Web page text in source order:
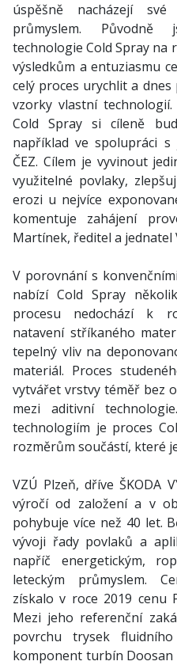
úspěšně nacházejí
průmyslem. Původně
technologie Cold Spray na
výsledkům a entuziasmu
celý proces urychlit a
vzorky vlastní
Cold Spray si cíleně
například ve spolupráci s
ČEZ. Cílem je vyvinout
využitelné povlaky,
erozi u nejvíce
komentuje zahájení
Martínek, ředitel a jednatel
V porovnání s
nabízí Cold Spray
procesu nedochází k
natavení stříkaného
tepelný vliv na
materiál. Proces
vytvářet vrstvy téměř bez
mezi aditivní
technologiím je proces
rozměrům součástí, které
VZÚ Plzeň, dříve ŠKODA
výročí od založení a v
pohybuje více než 40 let.
vývoji řady povlaků a
napříč energetickým,
leteckým průmyslem.
získalo v roce 2019 cenu
Mezi jeho referenční
povrchu trysek
komponent turbín